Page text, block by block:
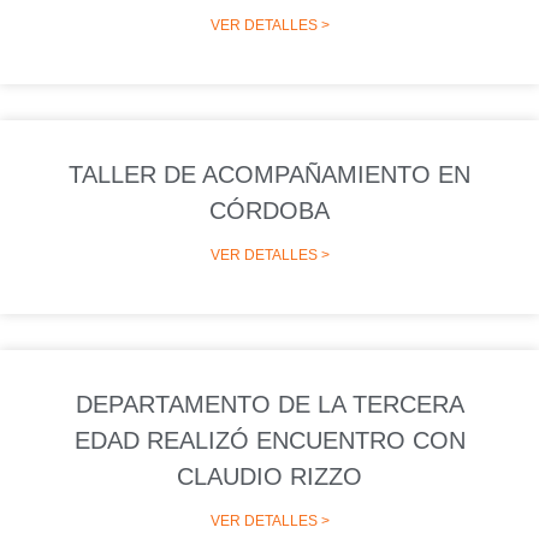
VER DETALLES >
TALLER DE ACOMPAÑAMIENTO EN
CÓRDOBA
VER DETALLES >
DEPARTAMENTO DE LA TERCERA
EDAD REALIZÓ ENCUENTRO CON
CLAUDIO RIZZO
VER DETALLES >